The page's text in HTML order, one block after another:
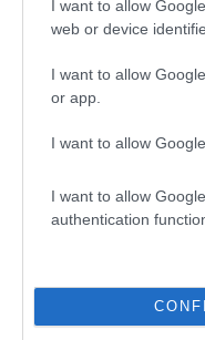
I want to allow
web or device
I want to allow
or app.
I want to allow
I want to allow
authentication